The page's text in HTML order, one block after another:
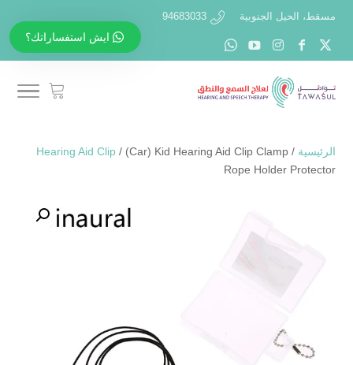
مسقط، الحيل الجنوبية 94683033
الرئيسية /
Hearing Aid Clip / (Car) Kid Hearing Aid Clip Clamp
Rope Holder Protector
ايش استفساراتك؟